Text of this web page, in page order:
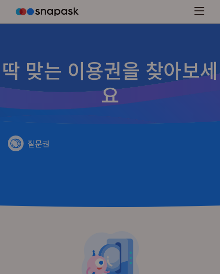
딱 맞는 이용권을 찾아보세
요
질문권